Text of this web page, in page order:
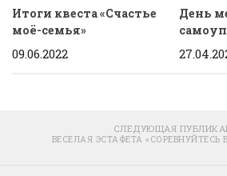
Итоги квеста «Счастье
моё-семья»
09.06.2022
День
СЛЕДУЮЩАЯ
ВЕСЕЛАЯ ЭСТАФЕТА «СОРЕВНУЙТЕСЬ